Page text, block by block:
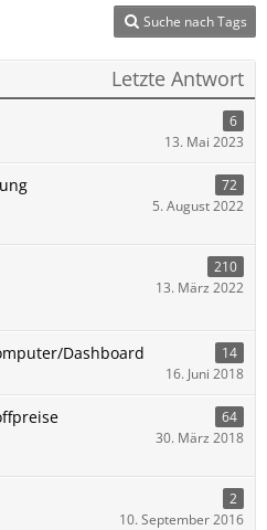
Suche nach Tags
Letzte Antwort
6
13. Mai 2023
72
5. August 2022
210
13. März 2022
Dashboard
14
16. Juni 2018
64
30. März 2018
2
10. September 2016